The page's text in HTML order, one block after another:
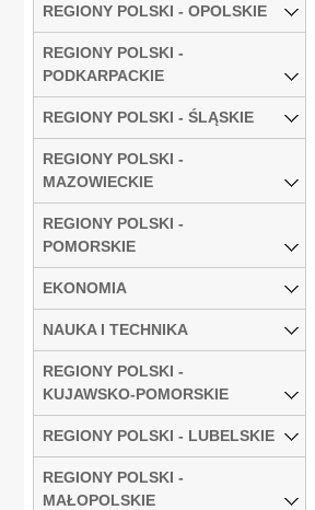
REGIONY POLSKI - OPOLSKIE
REGIONY POLSKI -
PODKARPACKIE
REGIONY POLSKI - ŚLĄSKIE
REGIONY POLSKI -
MAZOWIECKIE
REGIONY POLSKI -
POMORSKIE
EKONOMIA
NAUKA I TECHNIKA
REGIONY POLSKI -
KUJAWSKO-POMORSKIE
REGIONY POLSKI - LUBELSKIE
REGIONY POLSKI -
MAŁOPOLSKIE